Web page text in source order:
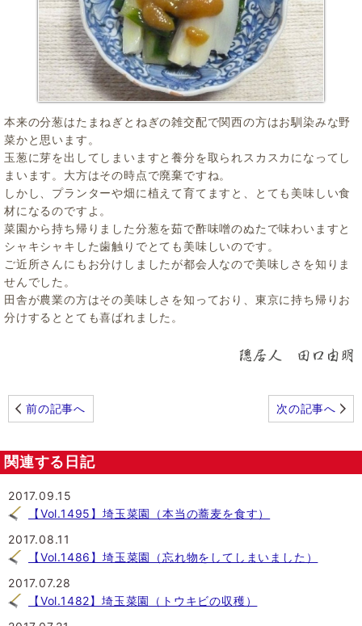
本来の分葱はたまねぎとねぎの雑交配で関西の方はお馴染みな野
菜かと思います。
玉葱に芽を出してしまいますと養分を取られスカスカになってし
まいます。大方はその時点で廃棄ですね。
しかし、プランターや畑に植えて育てますと、とても美味しい食
材になるのですよ。
菜園から持ち帰りました分葱を茹で酢味噌のぬたで味わいますと
シャキシャキした歯触りでとても美味しいのです。
ご近所さんにもお分けしましたが都会人なので美味しさを知りま
せんでした。
田舎が農業の方はその美味しさを知っており、東京に持ち帰りお
分けするととても喜ばれました。
前の記事へ 次の記事へ
関連する日記
2017.09.15
【Vol.1495】埼玉菜園（本当の蕎麦を食す）
2017.08.11
【Vol.1486】埼玉菜園（忘れ物をしてしまいました）
2017.07.28
【Vol.1482】埼玉菜園（トウキビの収穫）